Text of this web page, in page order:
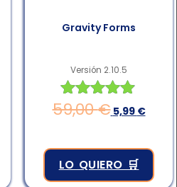
Gravity Forms
Versión 2.10.5
Valorado en
59,00€ 5,99 €
LO QUIERO 🛒